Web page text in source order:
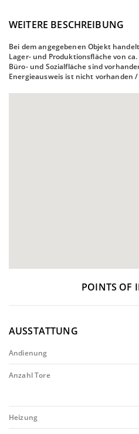
WEITERE BESCHREIBUNG
Bei dem angegebenen Objekt
Lager- und Produktionsfläche von ca.
Büro- und Sozialfläche sind
Energieausweis ist nicht vorhanden
POINTS OF
AUSSTATTUNG
Andienung
Anzahl Tore
Heizung